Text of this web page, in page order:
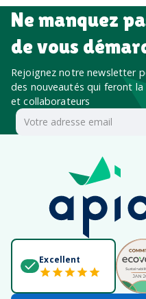
Ne manquez
de vous
Rejoignez notre newsletter
des nouveautés qui feront
et collaborateurs
Excellent